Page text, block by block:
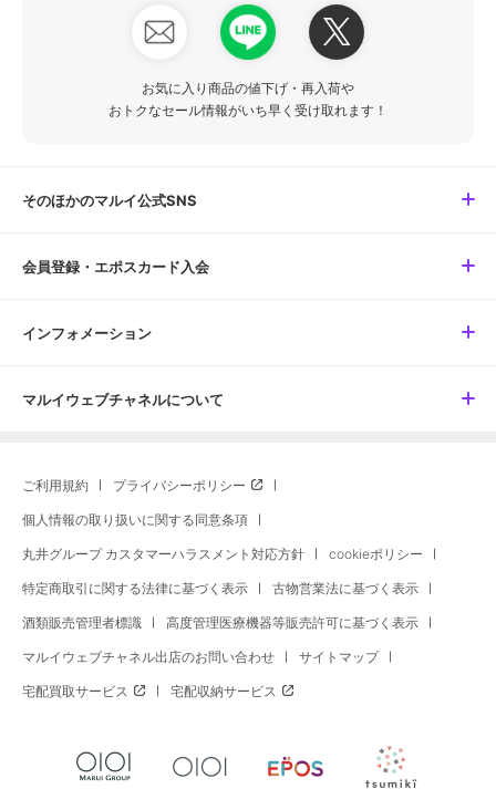
お気に入り商品の値下げ・再入荷や
おトクなセール情報がいち早く受け取れます！
そのほかのマルイ公式SNS
会員登録・エポスカード入会
インフォメーション
マルイウェブチャネルについて
ご利用規約 プライバシーポリシー
個人情報の取り扱いに関する同意条項
丸井グループ カスタマーハラスメント対応方針 cookieポリシー
特定商取引に関する法律に基づく表示 古物営業法に基づく表示
酒類販売管理者標識 高度管理医療機器等販売許可に基づく表示
マルイウェブチャネル出店のお問い合わせ サイトマップ
宅配買取サービス 宅配収納サービス